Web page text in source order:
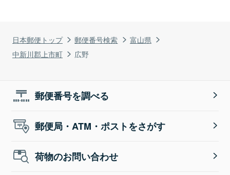
日本郵便トップ 郵便番号検索
富山県
中新川郡上市町
広野
郵便番号を調べる
郵便局・ATM・ポストをさがす
荷物のお問い合わせ